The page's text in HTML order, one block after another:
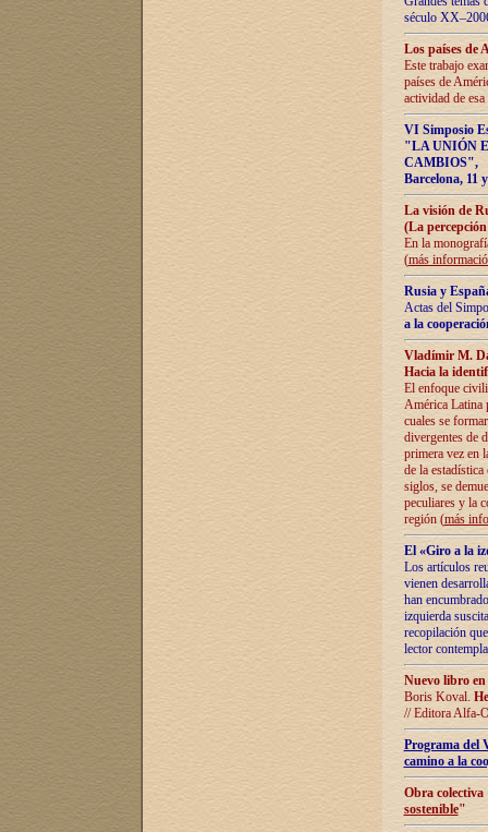
século
Los países de
Este trabajo
países de
actividad de
VI Simposio
"LA UNIÓN
CAMBIOS",
Barcelona, 11
La visión de
(La
En la
(más
Rusia y
Actas del
a la
Vladímir M.
Hacia la
El enfoque
América Latina
cuales se
divergentes de
primera vez en
de la
siglos, se
peculiares y la
región (más
El «Giro a la
Los artículos
vienen
han
izquierda
recopilación
lector
Nuevo libro
Boris Koval.
// Editora Alfa-
Programa del
camino a la
Obra
sostenible"